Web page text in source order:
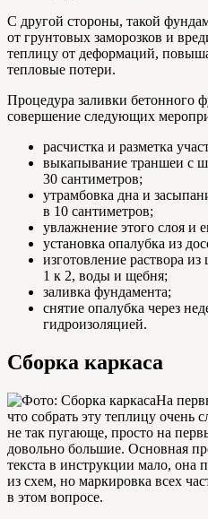
С другой стороны, такой
от грунтовых заморозков и
теплицу от деформаций,
тепловые потери.
Процедура заливки бетонного
совершение следующих
расчистка и разметка
выкапывание траншеи с
30 сантиметров;
утрамбовка дна и
в 10 сантиметров;
увлажнение этого слоя и
установка опалубка из
изготовление раствора
1 к 2, воды и щебня;
заливка фундамента;
снятие опалубка через
гидроизоляцией.
Сборка каркаса
На
что собрать эту теплицу очень
не так пугающе, просто на
довольно большие. Основная
текста в инструкции мало, она
из схем, но маркировка всех
в этом вопросе.